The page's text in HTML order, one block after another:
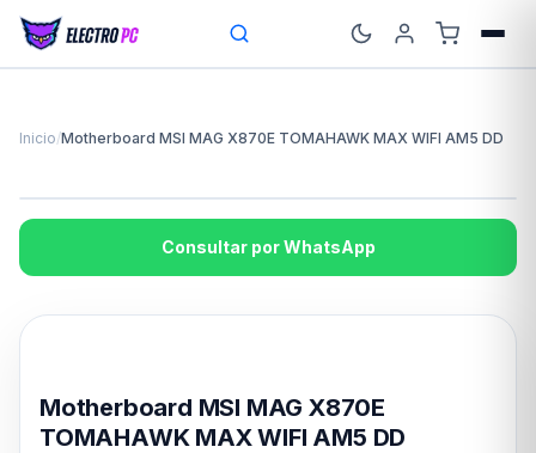
Inicio/Motherboard MSI MAG X870E TOMAHAWK MAX WIFI AM5 DD
Consultar por WhatsApp
Motherboard MSI MAG X870E
TOMAHAWK MAX WIFI AM5 DD